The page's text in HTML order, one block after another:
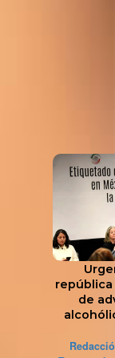
de